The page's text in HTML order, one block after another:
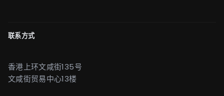
联系方式
香港上环文咸街135号
文咸街贸易中心13楼